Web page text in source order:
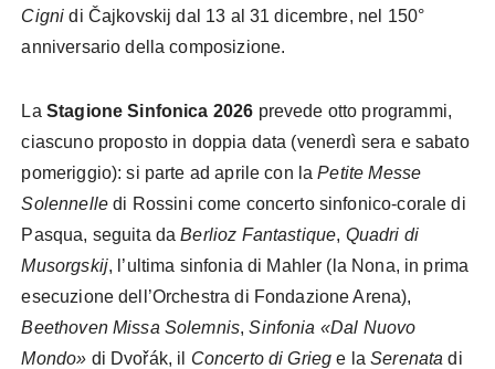
Cigni di Čajkovskij dal 13 al 31 dicembre, nel 150°
anniversario della composizione.
La Stagione Sinfonica 2026 prevede otto programmi,
ciascuno proposto in doppia data (venerdì sera e sabato
pomeriggio): si parte ad aprile con laPetite Messe
Solennelle di Rossini come concerto sinfonico-corale di
Pasqua, seguita daBerlioz Fantastique, Quadri di
Musorgskij, l’ultima sinfonia di Mahler (la Nona, in prima
esecuzione dell’Orchestra di Fondazione Arena),
Beethoven Missa Solemnis,Sinfonia «Dal Nuovo
Mondo» di Dvořák, il Concerto di Grieg e laSerenata di